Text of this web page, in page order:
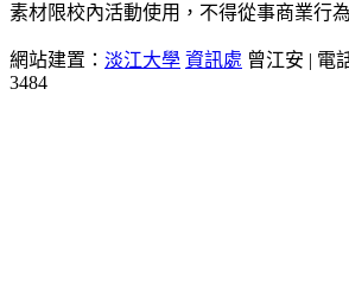
素材限校內活動使用，不得從事商業行
網站建置： 淡江大學 資訊處 曾江安 | 電
3484